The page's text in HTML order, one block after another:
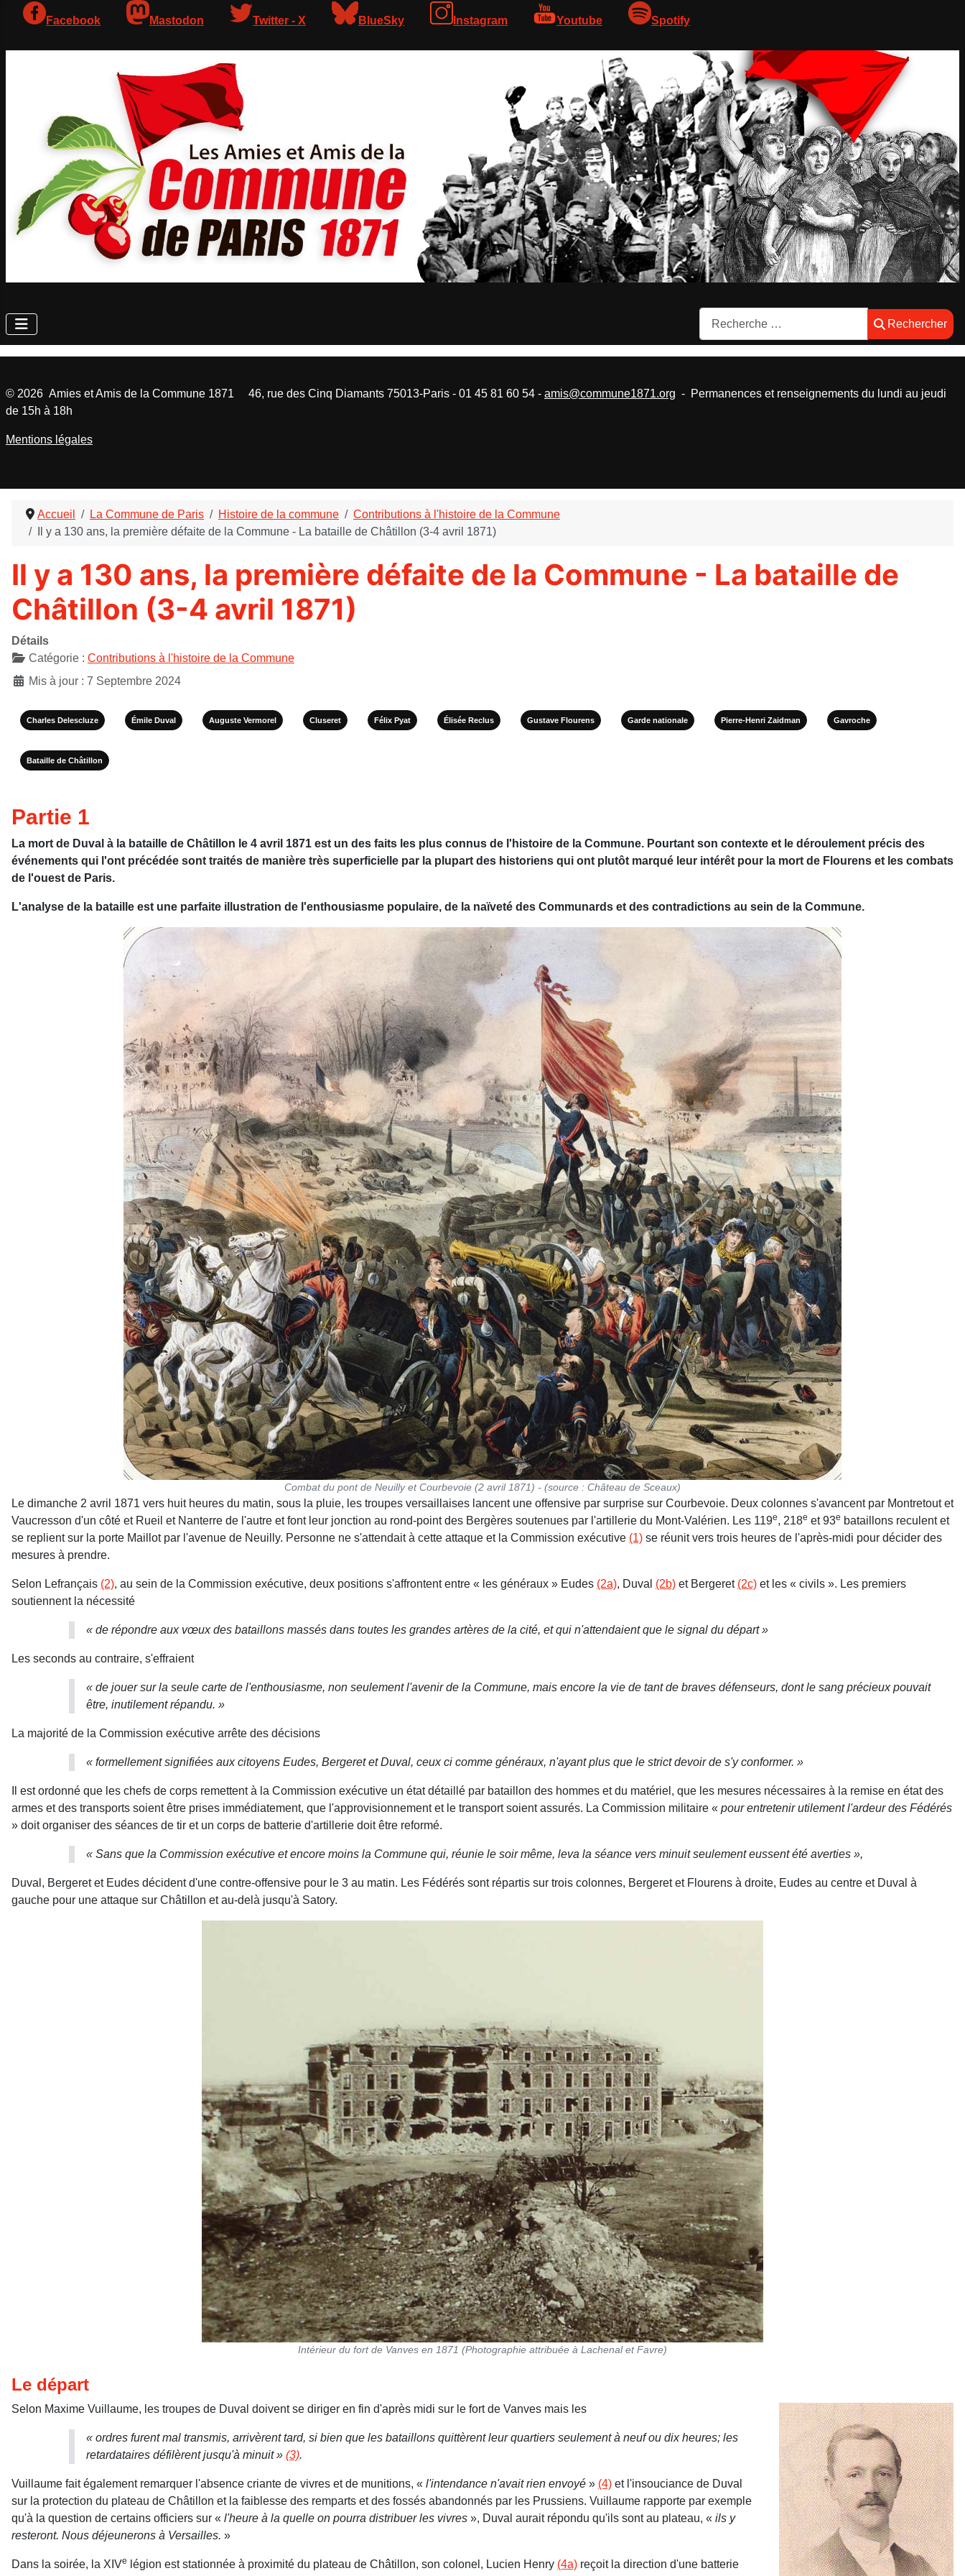
Facebook Mastodon Twitter - X BlueSky Instagram Youtube Spotify
Rechercher
Rechercher
Accueil La Commune de Paris Histoire de la commune
Contributions à l'histoire de la Commune
Il y a 130 ans, la première défaite de la Commune - La bataille de Châtillon (3-4 avril 1871)
Il y a 130 ans, la première défaite de la Commune - La bataille de
Châtillon (3-4 avril 1871)
Détails
Catégorie : Contributions à l'histoire de la Commune
Mis à jour : 7 Septembre 2024
Charles Delescluze Émile Duval Auguste Vermorel Cluseret Félix Pyat Élisée Reclus Gustave Flourens Garde nationale Pierre-Henri Zaidman Gavroche
Bataille de Châtillon
Partie 1
La mort de Duval à la bataille de Châtillon le 4 avril 1871 est un des faits les plus connus de l'histoire de la Commune. Pourtant son contexte et le déroulement précis des
événements qui l'ont précédée sont traités de manière très superficielle par la plupart des historiens qui ont plutôt marqué leur intérêt pour la mort de Flourens et les combats
de l'ouest de Paris.
L'analyse de la bataille est une parfaite illustration de l'enthousiasme populaire, de la naïveté des Communards et des contradictions au sein de la Commune.
Combat du pont de Neuilly et Courbevoie (2 avril 1871) - (source : Château de Sceaux)
Le dimanche 2 avril 1871 vers huit heures du matin, sous la pluie, les troupes versaillaises lancent une offensive par surprise sur Courbevoie. Deux colonnes s'avancent par Montretout et
Vaucresson d'un côté et Rueil et Nanterre de l'autre et font leur jonction au rond-point des Bergères soutenues par l'artillerie du Mont-Valérien. Les 119e, 218e et 93e bataillons reculent et
se replient sur la porte Maillot par l'avenue de Neuilly. Personne ne s'attendait à cette attaque et la Commission exécutive (1) se réunit vers trois heures de l'après-midi pour décider des
mesures à prendre.
Selon Lefrançais (2), au sein de la Commission exécutive, deux positions s'affrontent entre « les généraux » Eudes (2a), Duval (2b) et Bergeret (2c) et les « civils ». Les premiers
soutiennent la nécessité
« de répondre aux vœux des bataillons massés dans toutes les grandes artères de la cité, et qui n'attendaient que le signal du départ »
Les seconds au contraire, s'effraient
« de jouer sur la seule carte de l'enthousiasme, non seulement l'avenir de la Commune, mais encore la vie de tant de braves défenseurs, dont le sang précieux pouvait
être, inutilement répandu. »
La majorité de la Commission exécutive arrête des décisions
« formellement signifiées aux citoyens Eudes, Bergeret et Duval, ceux ci comme généraux, n'ayant plus que le strict devoir de s'y conformer. »
Il est ordonné que les chefs de corps remettent à la Commission exécutive un état détaillé par bataillon des hommes et du matériel, que les mesures nécessaires à la remise en état des
armes et des transports soient être prises immédiatement, que l'approvisionnement et le transport soient assurés. La Commission militaire « pour entretenir utilement l'ardeur des Fédérés
» doit organiser des séances de tir et un corps de batterie d'artillerie doit être reformé.
« Sans que la Commission exécutive et encore moins la Commune qui, réunie le soir même, leva la séance vers minuit seulement eussent été averties »,
Duval, Bergeret et Eudes décident d'une contre-offensive pour le 3 au matin. Les Fédérés sont répartis sur trois colonnes, Bergeret et Flourens à droite, Eudes au centre et Duval à
gauche pour une attaque sur Châtillon et au-delà jusqu'à Satory.
Intérieur du fort de Vanves en 1871 (Photographie attribuée à Lachenal et Favre)
Le départ
Selon Maxime Vuillaume, les troupes de Duval doivent se diriger en fin d'après midi sur le fort de Vanves mais les
« ordres furent mal transmis, arrivèrent tard, si bien que les bataillons quittèrent leur quartiers seulement à neuf ou dix heures; les
retardataires défilèrent jusqu'à minuit » (3).
Vuillaume fait également remarquer l'absence criante de vivres et de munitions, « l'intendance n'avait rien envoyé » (4) et l'insouciance de Duval
sur la protection du plateau de Châtillon et la faiblesse des remparts et des fossés abandonnés par les Prussiens. Vuillaume rapporte par exemple
qu'à la question de certains officiers sur « l'heure à la quelle on pourra distribuer les vivres », Duval aurait répondu qu'ils sont au plateau, « ils y
resteront. Nous déjeunerons à Versailles. »
Dans la soirée, la XIVe légion est stationnée à proximité du plateau de Châtillon, son colonel, Lucien Henry (4a) reçoit la direction d'une batterie
© 2026 Amies et Amis de la Commune 1871 46, rue des Cinq Diamants 75013-Paris - 01 45 81 60 54 - amis@commune1871.org - Permanences et renseignements du lundi au jeudi
de 15h à 18h
Mentions légales